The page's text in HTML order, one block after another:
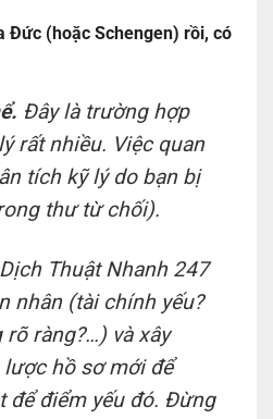
Đức (hoặc Schengen) rồi, có
Đây là trường hợp
rất nhiều. Việc quan
tích kỹ lý do bạn bị
thư từ chối).
Thuật Nhanh 247
nhân (tài chính yếu?
ràng?…) và xây
hồ sơ mới để
để điểm yếu đó. Đừng